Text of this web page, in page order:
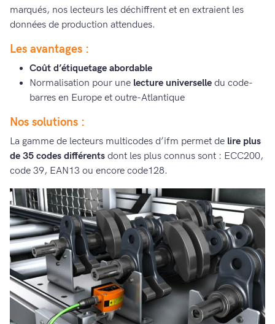
marqués, nos lecteurs les déchiffrent et en extraient les
données de production attendues.
Les avantages :
Coût d’étiquetage abordable
Normalisation pour une lecture universelle du code-
barres en Europe et outre-Atlantique
Nos solutions :
La gamme de lecteurs multicodes d’ifm permet de lire plus
de 35 codes différents dont les plus connus sont : ECC200,
code 39, EAN13 ou encore code128.